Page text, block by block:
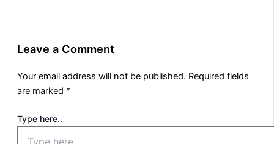
Leave a Comment
Your email address will not be published. Required fields
are marked *
Type here..